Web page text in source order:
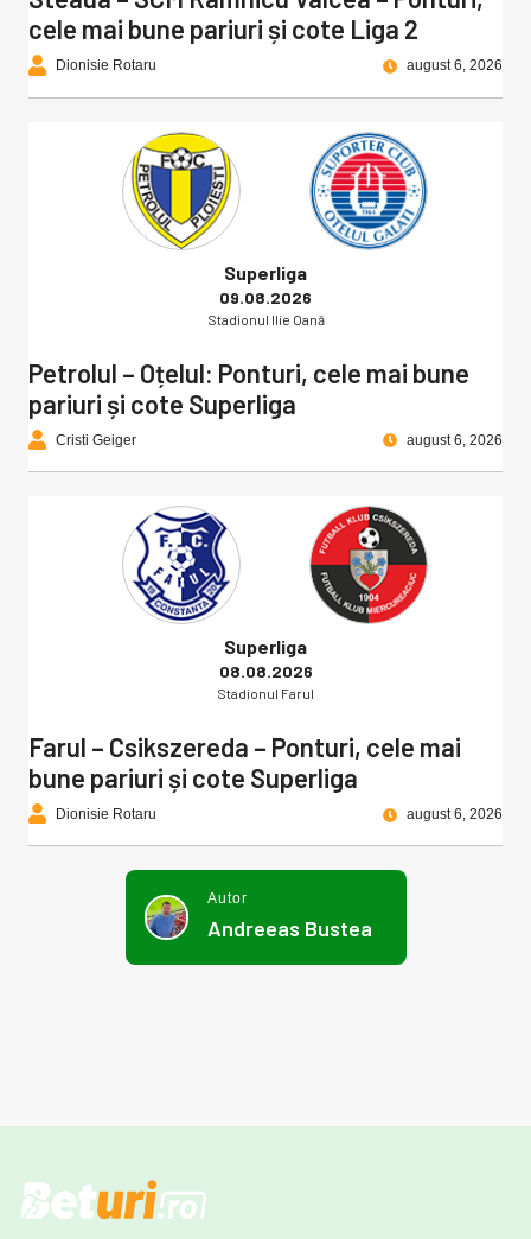
cele mai bune pariuri și cote Liga 2
Dionisie Rotaru august 6, 2026
Superliga
09.08.2026
Stadionul Ilie Oană
Petrolul – Oțelul: Ponturi, cele mai bune
pariuri și cote Superliga
Cristi Geiger august 6, 2026
Superliga
08.08.2026
Stadionul Farul
Farul – Csikszereda – Ponturi, cele mai
bune pariuri și cote Superliga
Dionisie Rotaru august 6, 2026
Autor
Andreeas Bustea